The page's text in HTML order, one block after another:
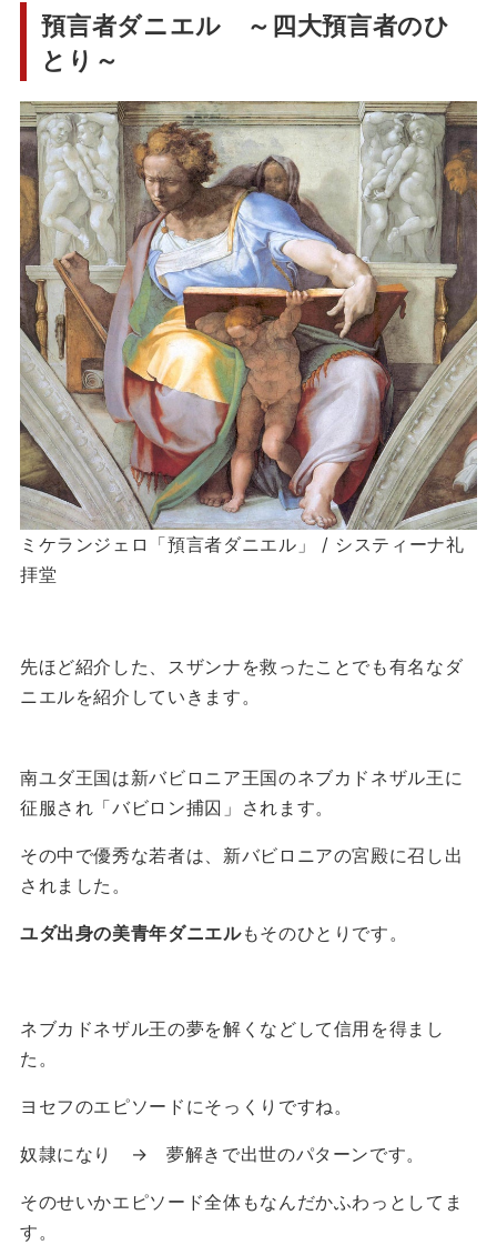
預言者ダニエル ～四大預言者のひ
とり～
ミケランジェロ「預言者ダニエル」 / システィーナ礼
拝堂
先ほど紹介した、スザンナを救ったことでも有名なダ
ニエルを紹介していきます。
南ユダ王国は新バビロニア王国のネブカドネザル王に
征服され「バビロン捕囚」されます。
その中で優秀な若者は、新バビロニアの宮殿に召し出
されました。
ユダ出身の美青年ダニエルもそのひとりです。
ネブカドネザル王の夢を解くなどして信用を得まし
た。
ヨセフのエピソードにそっくりですね。
奴隷になり → 夢解きで出世のパターンです。
そのせいかエピソード全体もなんだかふわっとしてま
す。